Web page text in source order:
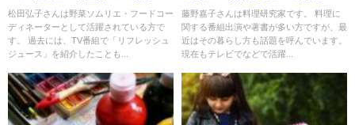
どこ？
松田弘子さんは野菜ソムリエ・フードコー
ディネーターとして活躍されている方で
す。 過去には、TV番組で「リフレッシュ
ジュース」を紹介したことも...
夫や娘について！
藤野嘉子さんは料理研究家です。 料理に
関する番組出演や著書が多い方ですが、最
近はその暮らし方も話題を呼んでいます。
現在もテレビでなどで活躍...